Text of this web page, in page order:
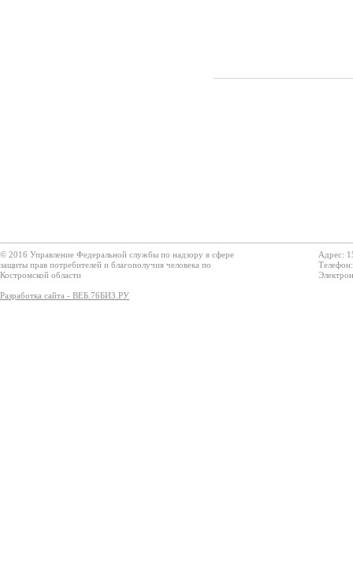
© 2016 Управление Федеральной службы по надзору в сфере
защиты прав потребителей и благополучия человека по
Костромской области
Разработка сайта - ВЕБ.76БИЗ.РУ
Адрес: